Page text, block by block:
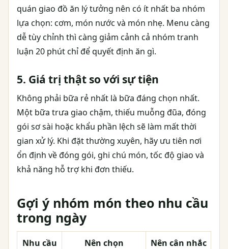
quán giao đồ ăn lý tưởng nên có ít nhất ba nhóm
lựa chọn: cơm, món nước và món nhẹ. Menu càng
dễ tùy chỉnh thì càng giảm cảnh cả nhóm tranh
luận 20 phút chỉ để quyết định ăn gì.
5. Giá trị thật so với sự tiện
Không phải bữa rẻ nhất là bữa đáng chọn nhất.
Một bữa trưa giao chậm, thiếu muỗng đũa, đóng
gói sơ sài hoặc khẩu phần lệch sẽ làm mất thời
gian xử lý. Khi đặt thường xuyên, hãy ưu tiên nơi
ổn định về đóng gói, ghi chú món, tốc độ giao và
khả năng hỗ trợ khi đơn thiếu.
Gợi ý nhóm món theo nhu cầu
trong ngày
Nhu cầu Nên chọn Nên cân nhắc